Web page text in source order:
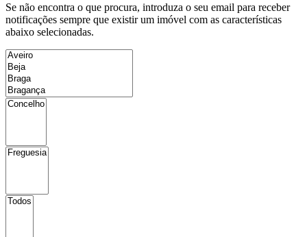
Se não encontra o que procura, introduza o seu email para receber
notificações sempre que existir um imóvel com as características
abaixo selecionadas.